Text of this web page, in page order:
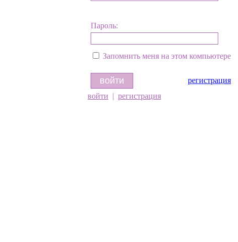
Пароль:
Запомнить меня на этом компьютере
регистрация
войти | регистрация